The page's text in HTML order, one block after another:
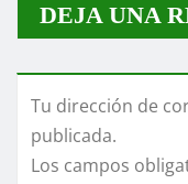
DEJA UNA
Tu dirección de
publicada.
Los campos